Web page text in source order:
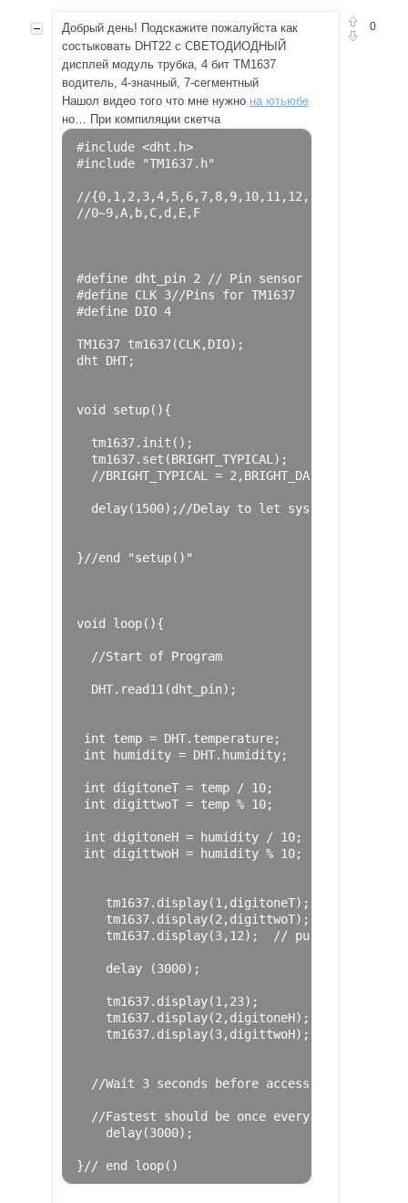
0
Добрый день! Подскажите пожалуйста как
состыковать DHT22 с СВЕТОДИОДНЫЙ
дисплей модуль трубка, 4 бит TM1637
водитель, 4-значный, 7-сегментный
Нашол видео того что мне нужно на ютьюбе
но… При компиляции скетча
#include <dht.h>
#include "TM1637.h"
//{0,1,2,3,4,5,6,7,8,9,10,11,12,13,14,15};
//0~9,A,b,C,d,E,F
#define dht_pin 2 // Pin sensor is connected
#define CLK 3//Pins for TM1637
#define DIO 4
TM1637 tm1637(CLK, DIO);
dht DHT;
void setup(){
tm1637. init ();
tm1637. set (BRIGHT_TYPICAL);
//BRIGHT_TYPICAL = 2,BRIGHT_DARKEST =
delay(1500); //Delay to let system boot
}//end "setup()"
void loop(){
//Start of Program
DHT. read11(dht_pin);
int temp = DHT. temperature;
int humidity = DHT. humidity;
int digitoneT = temp / 10;
int digittwoT = temp % 10;
int digitoneH = humidity / 10;
int digittwoH = humidity % 10;
tm1637. display(1, digitoneT);
tm1637. display(2, digittwoT);
tm1637. display(3, 12); // put a C at the
delay (3000);
tm1637. display(1, 23);
tm1637. display(2, digitoneH);
tm1637. display(3, digittwoH);
//Wait 3 seconds before accessing sensor
//Fastest should be once every two seconds.
delay(3000);
}// end loop()